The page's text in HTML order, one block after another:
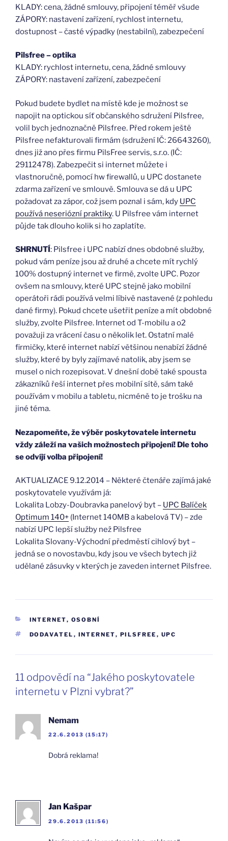
KLADY: cena, žádné smlouvy, připojení téměř všude
ZÁPORY: nastavení zařízení, rychlost internetu,
dostupnost – časté výpadky (nestabilní), zabezpečení
Pilsfree – optika
KLADY: rychlost internetu, cena, žádné smlouvy
ZÁPORY: nastavení zařízení, zabezpečení
Pokud budete bydlet na místě kde je možnost se
napojit na optickou síť občanského sdružení Pilsfree,
volil bych jednoznačně Pilsfree. Před rokem ještě
Pilsfree nefakturovali firmám (sdružení IČ: 26643260),
dnes již ano přes firmu PilsFree servis, s.r.o. (IČ:
29112478). Zabezpečit si internet můžete i
vlastnoručně, pomocí hw firewallů, u UPC dostanete
zdarma zařízení ve smlouvě. Smlouva se dá u UPC
požadovat za zápor, což jsem poznal i sám, kdy UPC
používá neseriózní praktiky. U Pilsfree vám internet
půjde tak dlouho kolik si ho zaplatíte.
SHRNUTÍ: Pilsfree i UPC nabízí dnes obdobné služby,
pokud vám peníze jsou až druhé a chcete mít rychlý
100% dostupný internet ve firmě, zvolte UPC. Pozor
ovšem na smlouvy, které UPC stejně jako mobilní
operátoři rádi používá velmi líbivě nastavené (z pohledu
dané firmy). Pokud chcete ušetřit peníze a mít obdobné
služby, zvolte Pilsfree. Internet od T-mobilu a o2
považuji za vrácení času o několik let. Ostatní malé
firmičky, které internet nabízí většinou nenabízí žádné
služby, které by byly zajímavé natolik, aby jsem se
musel o nich rozepisovat. V dnešní době také spousta
zákazníků řeší internet přes mobilní sítě, sám také
používám v mobilu a tabletu, nicméně to je trošku na
jiné téma.
Nezapomeňte, že výběr poskytovatele internetu
vždy záleží na vašich možnostech připojení! Dle toho
se odvíjí volba připojení!
AKTUALIZACE 9.12.2014 – Některé čtenáře zajímá jaké
poskytovatele využívám já:
Lokalita Lobzy-Doubravka panelový byt – UPC Balíček
Optimum 140+ (Internet 140MB a kabelová TV) – zde
nabízí UPC lepší služby než Pilsfree
Lokalita Slovany-Východní předměstí cihlový byt –
jedná se o novostavbu, kdy jsou ve všech bytech již
udělané zásuvky v kterých je zaveden internet Pilsfree.
RUBRIKY
INTERNET, OSOBNÍ
ŠTÍTKY
DODAVATEL , INTERNET, PILSFREE , UPC
11 odpovědí na “Jakého poskytovatele
internetu v Plzni vybrat?”
Nemam
22.6.2013 (15:17)
Dobrá reklama!
Jan Kašpar
29.6.2013 (11:56)